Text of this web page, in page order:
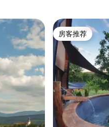
房客推荐
房客推荐